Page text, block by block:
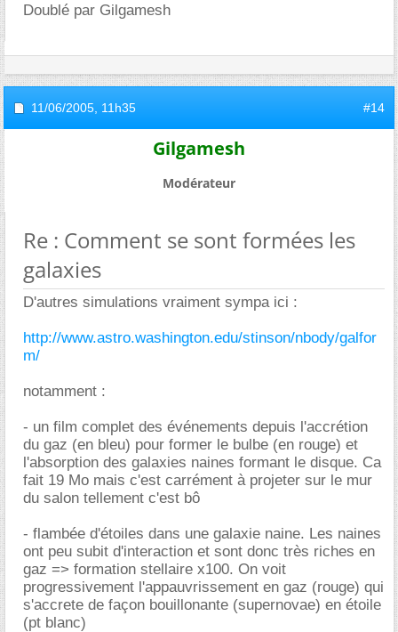
Doublé par Gilgamesh
11/06/2005, 11h35 #14
Gilgamesh
Modérateur
Re : Comment se sont formées les
galaxies
D'autres simulations vraiment sympa ici :
http://www.astro.washington.edu/stinson/nbody/galfor
m/
notamment :
- un film complet des événements depuis l'accrétion
du gaz (en bleu) pour former le bulbe (en rouge) et
l'absorption des galaxies naines formant le disque. Ca
fait 19 Mo mais c'est carrément à projeter sur le mur
du salon tellement c'est bô
- flambée d'étoiles dans une galaxie naine. Les naines
ont peu subit d'interaction et sont donc très riches en
gaz => formation stellaire x100. On voit
progressivement l'appauvrissement en gaz (rouge) qui
s'accrete de façon bouillonante (supernovae) en étoile
(pt blanc)